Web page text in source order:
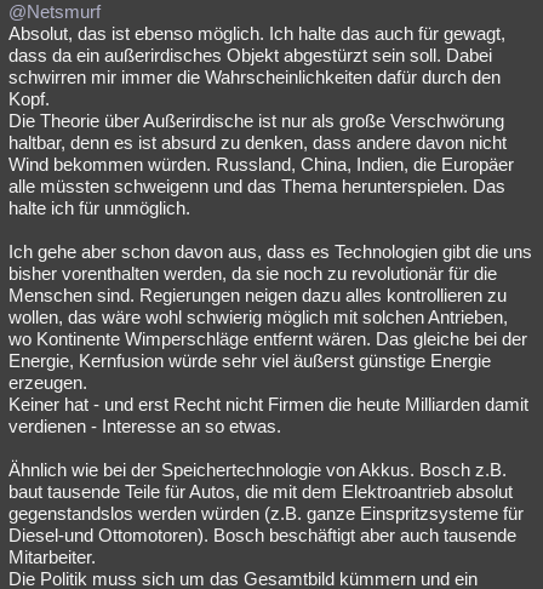
@Netsmurf
Absolut, das ist ebenso möglich. Ich halte das auch für gewagt,
dass da ein außerirdisches Objekt abgestürzt sein soll. Dabei
schwirren mir immer die Wahrscheinlichkeiten dafür durch den
Kopf.
Die Theorie über Außerirdische ist nur als große Verschwörung
haltbar, denn es ist absurd zu denken, dass andere davon nicht
Wind bekommen würden. Russland, China, Indien, die Europäer
alle müssten schweigenn und das Thema herunterspielen. Das
halte ich für unmöglich.
Ich gehe aber schon davon aus, dass es Technologien gibt die uns
bisher vorenthalten werden, da sie noch zu revolutionär für die
Menschen sind. Regierungen neigen dazu alles kontrollieren zu
wollen, das wäre wohl schwierig möglich mit solchen Antrieben,
wo Kontinente Wimperschläge entfernt wären. Das gleiche bei der
Energie, Kernfusion würde sehr viel äußerst günstige Energie
erzeugen.
Keiner hat - und erst Recht nicht Firmen die heute Milliarden damit
verdienen - Interesse an so etwas.
Ähnlich wie bei der Speichertechnologie von Akkus. Bosch z.B.
baut tausende Teile für Autos, die mit dem Elektroantrieb absolut
gegenstandslos werden würden (z.B. ganze Einspritzsysteme für
Diesel-und Ottomotoren). Bosch beschäftigt aber auch tausende
Mitarbeiter.
Die Politik muss sich um das Gesamtbild kümmern und ein